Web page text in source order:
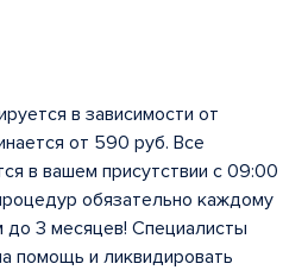
в зависимости от
от 590 руб. Все
в вашем присутствии с 09:00
обязательно каждому
до 3 месяцев! Специалисты
помощь и ликвидировать